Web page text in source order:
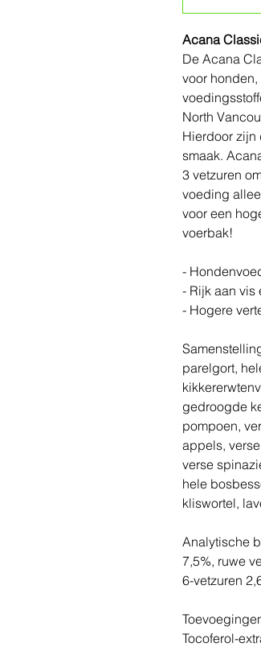
Acana
De Acana
voor
North
Hierdoor zijn
smaak.
3 vetzuren
voeding
voor een
voerbak!
-
- Rijk aan vis
- Hogere
parelgort,
gedroogde
pompoen,
appels,
verse
hele
kliswortel,
Analytische
7,5%, ruwe
6-vetzuren
Tocoferol-